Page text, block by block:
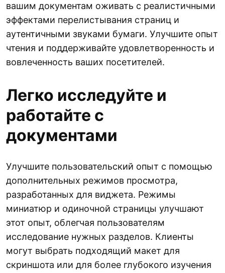
вашим документам оживать с реалистичными
эффектами перелистывания страниц и
аутентичными звуками бумаги. Улучшите опыт
чтения и поддерживайте удовлетворенность и
вовлеченность ваших посетителей.
Легко исследуйте и
работайте с
документами
Улучшите пользовательский опыт с помощью
дополнительных режимов просмотра,
разработанных для виджета. Режимы
миниатюр и одиночной страницы улучшают
этот опыт, облегчая пользователям
исследование нужных разделов. Клиенты
могут выбрать подходящий макет для
скриншота или для более глубокого изучения